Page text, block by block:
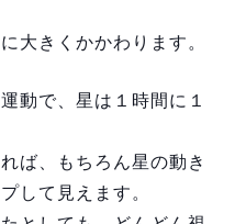
大きくかかわります。
動で、星は１時間に１
ば、もちろん星の動き
して見えます。